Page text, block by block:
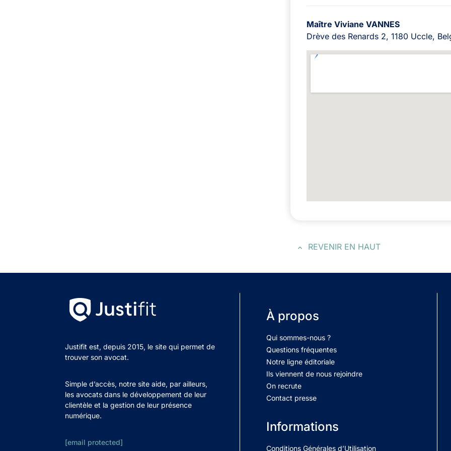
Maître Viviane VANNES
Drève des Renards 2, 1180 Uccle,
REVENIR EN HAUT
Justifit est, depuis 2015, le site qui permet de
trouver son avocat.
Simple d’accès, notre site aide, par ailleurs,
les avocats dans le développement de leur
clientèle et la gestion de leur présence
numérique.
[email protected]
À propos
Qui sommes-nous ?
Questions fréquentes
Notre ligne éditoriale
Ils viennent de nous rejoindre
On recrute
Contact presse
Informations
Conditions Générales d’Utilisation